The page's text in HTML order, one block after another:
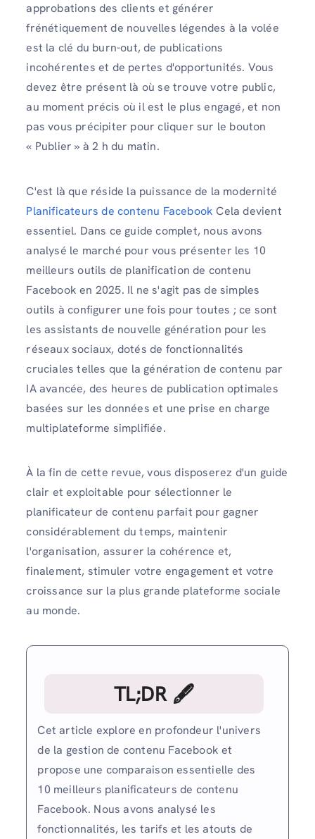
approbations des clients et générer
frénétiquement de nouvelles légendes à la volée
est la clé du burn-out, de publications
incohérentes et de pertes d'opportunités. Vous
devez être présent là où se trouve votre public,
au moment précis où il est le plus engagé, et non
pas vous précipiter pour cliquer sur le bouton
« Publier » à 2 h du matin.
C'est là que réside la puissance de la modernité
Planificateurs de contenu Facebook Cela devient
essentiel. Dans ce guide complet, nous avons
analysé le marché pour vous présenter les 10
meilleurs outils de planification de contenu
Facebook en 2025. Il ne s'agit pas de simples
outils à configurer une fois pour toutes ; ce sont
les assistants de nouvelle génération pour les
réseaux sociaux, dotés de fonctionnalités
cruciales telles que la génération de contenu par
IA avancée, des heures de publication optimales
basées sur les données et une prise en charge
multiplateforme simplifiée.
À la fin de cette revue, vous disposerez d'un guide
clair et exploitable pour sélectionner le
planificateur de contenu parfait pour gagner
considérablement du temps, maintenir
l'organisation, assurer la cohérence et,
finalement, stimuler votre engagement et votre
croissance sur la plus grande plateforme sociale
au monde.
TL;DR 🖋
Cet article explore en profondeur l'univers
de la gestion de contenu Facebook et
propose une comparaison essentielle des
10 meilleurs planificateurs de contenu
Facebook. Nous avons analysé les
fonctionnalités, les tarifs et les atouts de